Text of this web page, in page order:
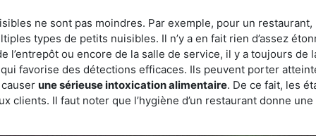
ne sont pas moindres. Par exemple, pour un
types de petits nuisibles. Il n’y a en fait rien d’assez
l’entrepôt ou encore de la salle de service, il y a toujours
favorise des détections efficaces. Ils peuvent porter
une sérieuse intoxication alimentaire. De ce fait, les
clients. Il faut noter que l’hygiène d’un restaurant donne